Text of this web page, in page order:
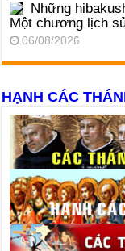
Những
Một chương lịch
06/08/2026
HẠNH CÁC